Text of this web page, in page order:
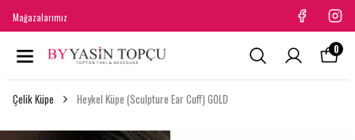
Mağazalarımız
0
Çelik Küpe Heykel Küpe (Sculpture Ear Cuff) GOLD